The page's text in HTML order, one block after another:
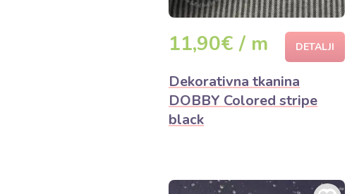
11,90€ / m DETALJI
Dekorativna tkanina
DOBBY Colored stripe
black